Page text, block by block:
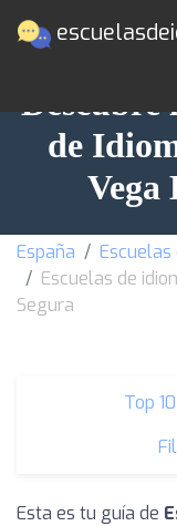
Descubre
de
Vega
España
Escuelas
Escuelas de
Segura
Top 10
Esta es tu guía de